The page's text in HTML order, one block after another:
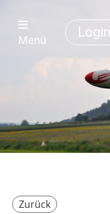
Login
Menü
Zurück